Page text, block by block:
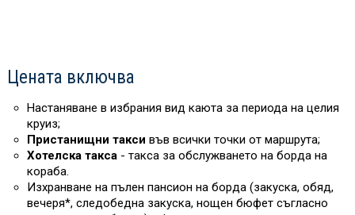
Цената включва
Настаняване в избрания вид каюта за периода на целия
круиз;
Пристанищни такси във всички точки от маршрута;
Хотелска такса - такса за обслужването на борда на
кораба.
Изхранване на пълен пансион на борда (закуска, обяд,
вечеря*, следобедна закуска, нощен бюфет съгласно